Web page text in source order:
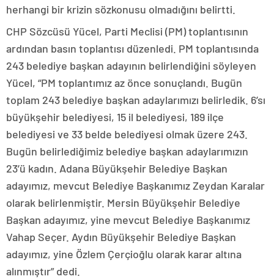
herhangi bir krizin sözkonusu olmadığını belirtti.
CHP Sözcüsü Yücel, Parti Meclisi (PM) toplantısının
ardından basın toplantısı düzenledi. PM toplantısında
243 belediye başkan adayının belirlendiğini söyleyen
Yücel, “PM toplantımız az önce sonuçlandı. Bugün
toplam 243 belediye başkan adaylarımızı belirledik. 6’sı
büyükşehir belediyesi, 15 il belediyesi, 189 ilçe
belediyesi ve 33 belde belediyesi olmak üzere 243.
Bugün belirlediğimiz belediye başkan adaylarımızın
23’ü kadın. Adana Büyükşehir Belediye Başkan
adayımız, mevcut Belediye Başkanımız Zeydan Karalar
olarak belirlenmiştir. Mersin Büyükşehir Belediye
Başkan adayımız, yine mevcut Belediye Başkanımız
Vahap Seçer. Aydın Büyükşehir Belediye Başkan
adayımız, yine Özlem Çerçioğlu olarak karar altına
alınmıştır” dedi.